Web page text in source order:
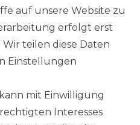
Zubehör
KOMPLETTSETS
Solaranlagen mit Speicher
Solaranlagen
auf unsere Website zu
erfolgt erst
teilen diese Daten
Einstellungen
mit Einwilligung
Interesses